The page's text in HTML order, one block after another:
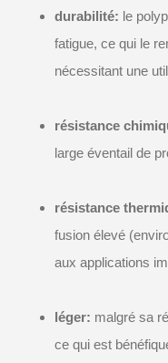
durabilité: le
fatigue, ce qui le
nécessitant une
résistance
large éventail de
résistance
fusion élevé
aux applications
léger: malgré sa
ce qui est